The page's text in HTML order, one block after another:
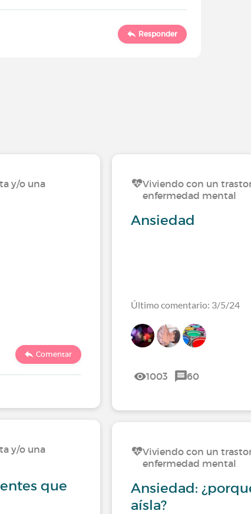
Responder
y/o una
Comentar
y/o una
que
Viviendo con un
enfermedad mental
Ansiedad
Último comentario: 3/5/24
1003 60
Viviendo con un
enfermedad mental
Ansiedad:
aísla?